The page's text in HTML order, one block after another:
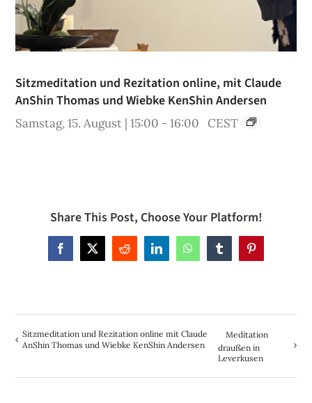
Sitzmeditation und Rezitation online, mit Claude
AnShin Thomas und Wiebke KenShin Andersen
Samstag, 15. August | 15:00 -16:00 CEST
Share This Post, Choose Your Platform!
Facebook
X Reddit LinkedInWhatsAppTumblrPinterest
Sitzmeditation und Rezitation online mit Claude
AnShin Thomas und Wiebke KenShin Andersen
Meditation
draußen in
Leverkusen